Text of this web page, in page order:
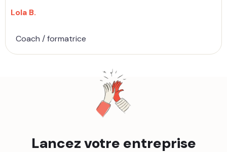
Lola B.
Coach / formatrice
Lancez votre entreprise